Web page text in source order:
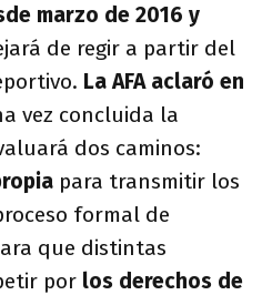
marzo de 2016 y
de regir a partir del
La AFA aclaró en
vez concluida la
dos caminos:
para transmitir los
formal de
que distintas
por los derechos de